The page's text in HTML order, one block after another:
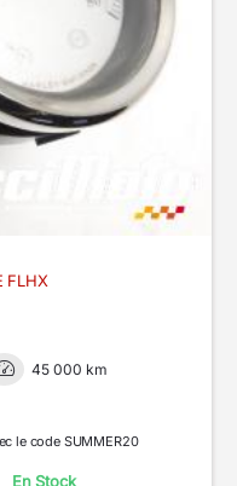
FLHX
45 000 km
le code SUMMER20
En Stock